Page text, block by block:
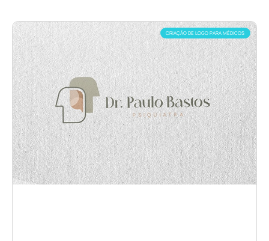
CRIAÇÃO DE LOGO PARA MÉDICOS